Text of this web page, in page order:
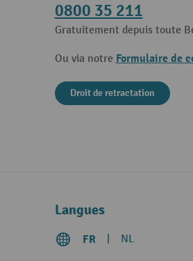
0800 35 211
Gratuitement depuis toute
Ou via notre Formulaire de
Droit de retractation
Langues
FR NL